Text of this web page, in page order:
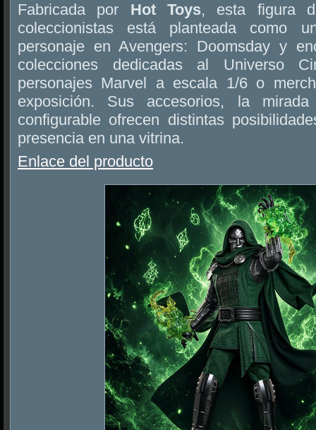
Fabricada por Hot Toys, esta figura
coleccionistas está planteada como
personaje en Avengers: Doomsday y
colecciones dedicadas al Universo
personajes Marvel a escala 1/6 o
exposición. Sus accesorios, la
configurable ofrecen distintas
presencia en una vitrina.
Enlace del producto